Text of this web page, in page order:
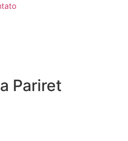
Pariret